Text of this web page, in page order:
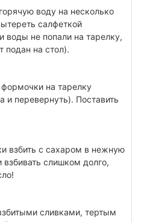
воду на несколько
салфеткой
воды не попали на тарелку,
подан на стол).
на тарелку
и перевернуть). Поставить
взбить с сахаром в нежную
слишком долго,
сливками, тертым